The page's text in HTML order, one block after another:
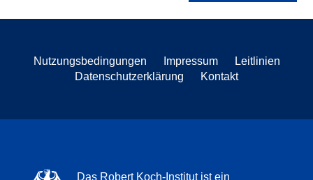
Nutzungsbedingungen Impressum
Leitlinien
Datenschutzerklärung
Kontakt
Das Robert Koch-Institut ist ein